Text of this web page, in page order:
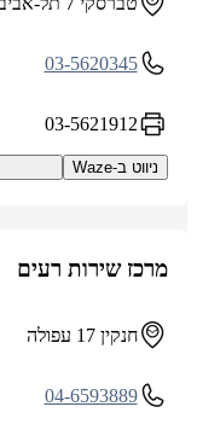
03-5620345
03-5621912
ניווט ב-Waze
מרכז שירות רעים
חנקין 17 עפולה
04-6593889